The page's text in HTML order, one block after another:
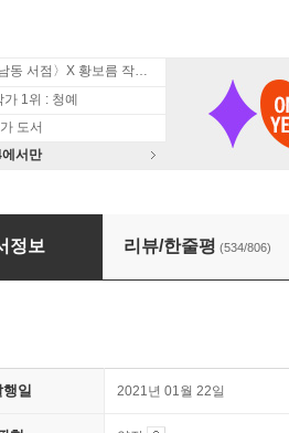
뮤지컬 〈휴남동 서점〉X 황보름 작가 북토크
1위 : 청예
도서
서만
거기 있었을까
정보 리뷰/한줄평 (534/806)
행일 2021년 01월 22일